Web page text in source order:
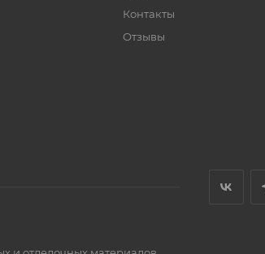
Контакты
Отзывы